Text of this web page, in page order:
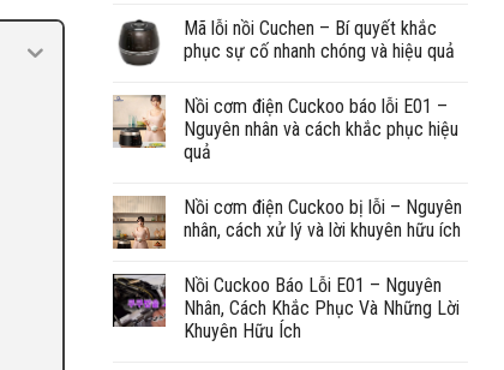
Mã lỗi nồi Cuchen – Bí quyết khắc
phục sự cố nhanh chóng và hiệu quả
Nồi cơm điện Cuckoo báo lỗi E01 –
Nguyên nhân và cách khắc phục hiệu
quả
Nồi cơm điện Cuckoo bị lỗi – Nguyên
nhân, cách xử lý và lời khuyên hữu ích
Nồi Cuckoo Báo Lỗi E01 – Nguyên
Nhân, Cách Khắc Phục Và Những Lời
Khuyên Hữu Ích